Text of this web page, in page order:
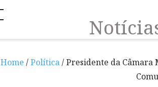
Home /Política/ Presidente da